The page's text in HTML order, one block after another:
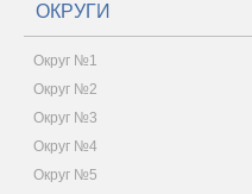
ОКРУГИ
Округ №1
Округ №2
Округ №3
Округ №4
Округ №5